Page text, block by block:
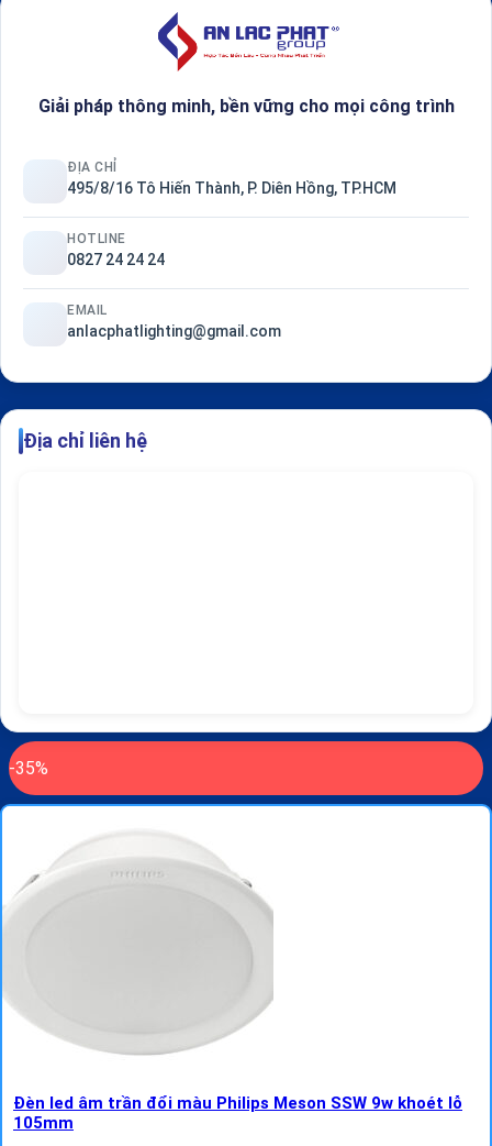
Giải pháp thông minh, bền vững cho mọi công trình
ĐỊA CHỈ
495/8/16 Tô Hiến Thành, P. Diên Hồng, TP.HCM
HOTLINE
0827 24 24 24
EMAIL
anlacphatlighting@gmail.com
Địa chỉ liên hệ
-35%
Đèn led âm trần đổi màu Philips Meson SSW 9w khoét lỗ
105mm